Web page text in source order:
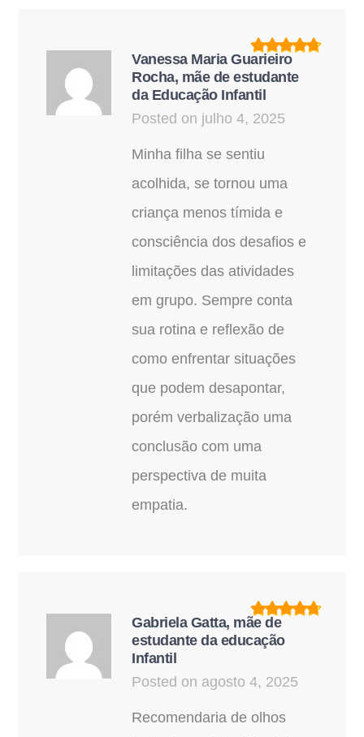
Vanessa Maria Guarieiro
Rocha, mãe de estudante
da Educação Infantil
Posted on julho 4, 2025
Minha filha se sentiu
acolhida, se tornou uma
criança menos tímida e
consciência dos desafios e
limitações das atividades
em grupo. Sempre conta
sua rotina e reflexão de
como enfrentar situações
que podem desapontar,
porém verbalização uma
conclusão com uma
perspectiva de muita
empatia.
Gabriela Gatta, mãe de
estudante da educação
Infantil
Posted on agosto 4, 2025
Recomendaria de olhos